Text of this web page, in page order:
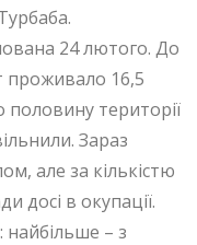
24 лютого. До
проживало 16,5
половину території
Зараз
але за кількістю
досі в окупації.
найбільше – з